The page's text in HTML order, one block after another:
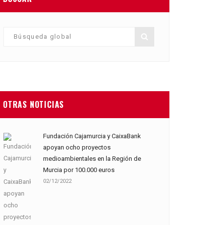
OTRAS NOTICIAS
Fundación Cajamurcia y CaixaBank
apoyan ocho proyectos
medioambientales en la Región de
Murcia por 100.000 euros
02/12/2022